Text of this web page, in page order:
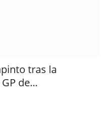
tras la
de...